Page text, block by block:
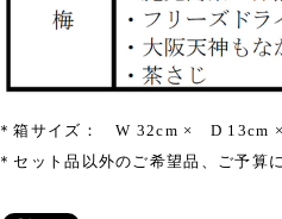
＊箱サイズ： W 32cm × D 13cm
＊セット品以外のご希望品、ご予算